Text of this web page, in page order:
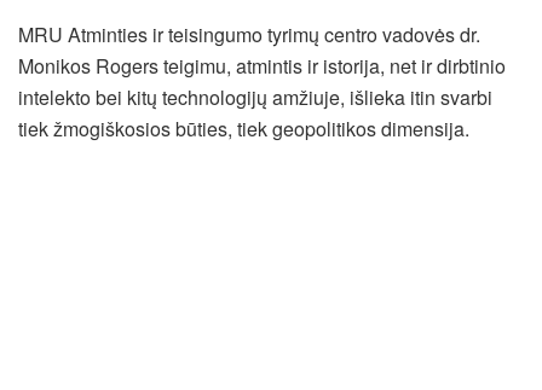
MRU Atminties ir teisingumo tyrimų centro vadovės dr.
Monikos Rogers teigimu, atmintis ir istorija, net ir dirbtinio
intelekto bei kitų technologijų amžiuje, išlieka itin svarbi
tiek žmogiškosios būties, tiek geopolitikos dimensija.